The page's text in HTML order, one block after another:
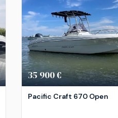
35 900 €
Pacific Craft 670 Open